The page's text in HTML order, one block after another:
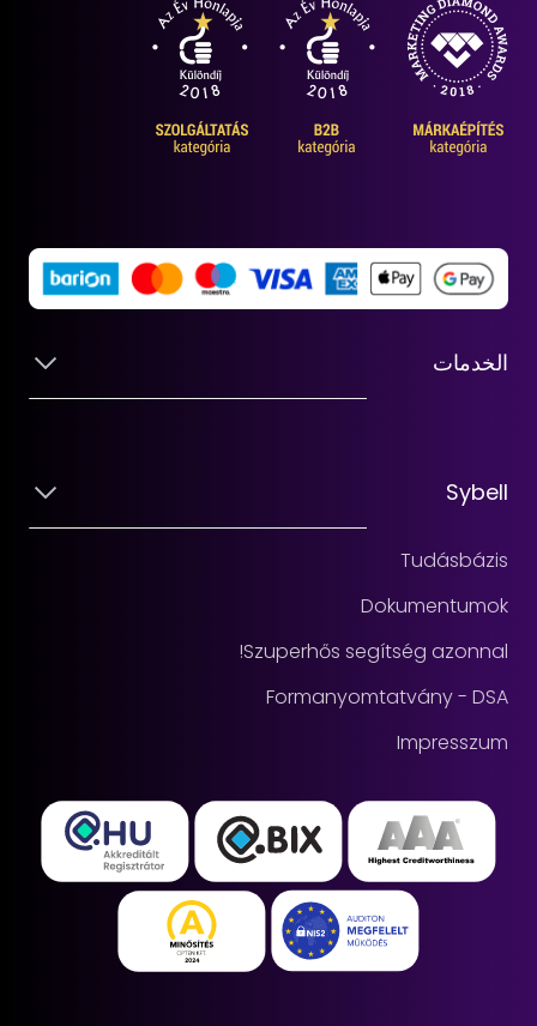
الخدمات
Sybell
Tudásbázis
Dokumentumok
Szuperhős segítség azonnal!
Formanyomtatvány - DSA
Impresszum